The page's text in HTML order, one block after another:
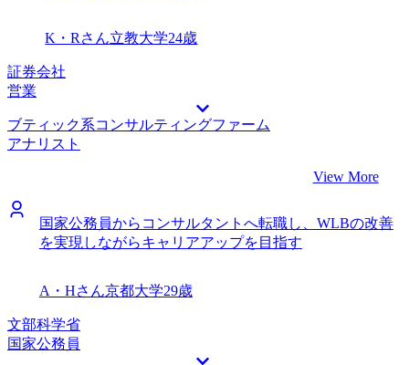
り異なり、単純に年収だけでは決められないと思いました。
より早い段階から各社の違いに目を向けるべきでした。 転
職前は年収450万円、転職後は年収700万円になりました。
年収も大幅に上がり、カルチャーも満足できる会社に入社で
きたので嬉しい限りです。ファームの仕事にも非常に興味が
持てるので、できるだけ早くプロモーションすることを目指
し努力したいと思います。
K・Rさん立教大学24歳
証券会社
営業
ブティック系コンサルティングファーム
アナリスト
View More
国家公務員からコンサルタントへ転職し、WLBの改善
を実現しながらキャリアアップを目指す
A・Hさん京都大学29歳
文部科学省
国家公務員